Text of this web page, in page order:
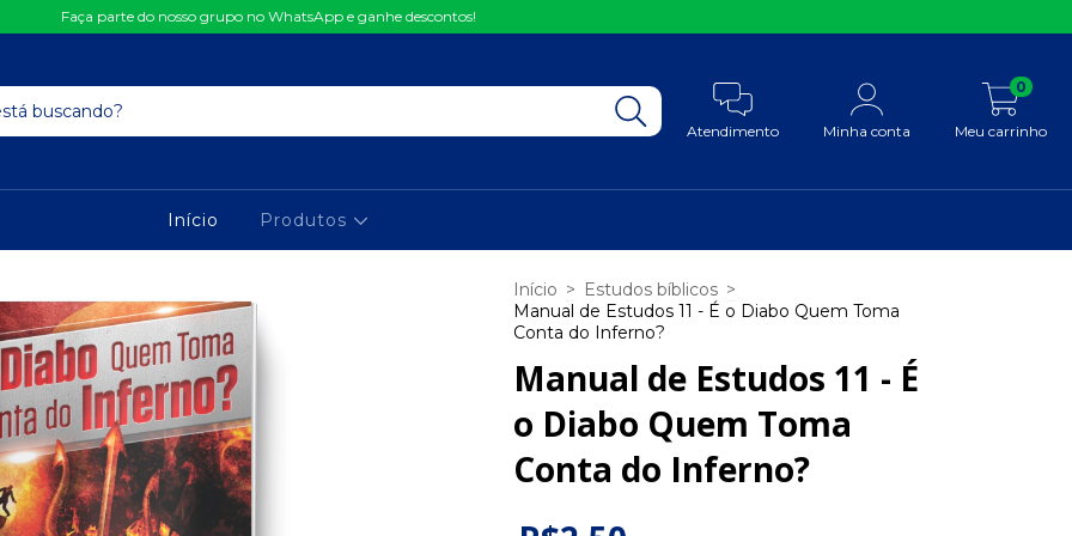
Faça parte do nosso grupo no WhatsApp e ganhe descontos!
Atendimento Minha conta Meu carrinho
0
Início Produtos
Início > Estudos bíblicos >
Manual de Estudos 11 - É o Diabo Quem Toma
Conta do Inferno?
Manual de Estudos 11 - É
o Diabo Quem Toma
Conta do Inferno?